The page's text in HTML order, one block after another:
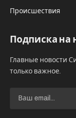
Происшествия
Подписка на
Главные новости
только важное.